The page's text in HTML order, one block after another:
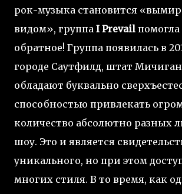
рок-музыка становится
видом», группа I Prevail помогла
обратное! Группа появилась в
городе Саутфилд, штат
обладают буквально
способностью привлекать
количество абсолютно разных
шоу. Это и является
уникального, но при этом
многих стиля. В то время, как